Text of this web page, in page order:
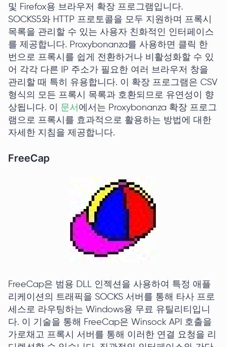
및 Firefox용 브라우저 확장 프로그램입니다.
SOCKS5와 HTTP 프로토콜을 모두 지원하며 프록시
목록을 관리할 수 있는 사용자 친화적인 인터페이스
를 제공합니다. Proxybonanza를 사용하면 클릭 한
번으로 프록시를 쉽게 전환하거나 비활성화할 수 있
어 각각 다른 IP 주소가 필요한 여러 브라우저 창을
관리할 때 특히 유용합니다. 이 확장 프로그램은 CSV
형식의 모든 프록시 목록과 호환되므로 유연성이 향
상됩니다. 이 문서 에서는 Proxybonanza 확장 프로그
램으로 프록시를 효과적으로 활용하는 방법에 대한
자세한 지침을 제공합니다.
FreeCap
FreeCap은 범용 DLL 인젝션을 사용하여 특정 애플
리케이션의 트래픽을 SOCKS 서버를 통해 타사 프로
세스로 라우팅하는 Windows용 무료 유틸리티입니
다. 이 기술을 통해 FreeCap은 Winsock API 호출을
가로채고 프록시 서버를 통해 이러한 연결 요청을 리